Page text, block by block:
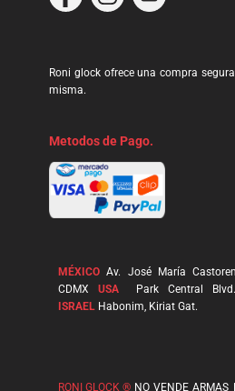
Roni glock ofrece una compra
misma.
Metodos de Pago.
MÉXICO Av. José María
CDMX USA
Park Central
ISRAEL Habonim, Kiriat Gat.
RONI GLOCK ® NO VENDE ARMAS